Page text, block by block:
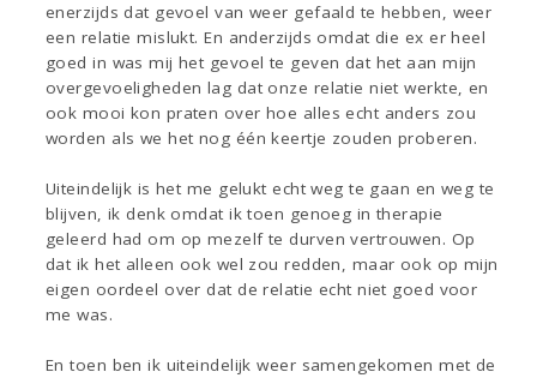
enerzijds dat gevoel van weer gefaald te hebben, weer
een relatie mislukt. En anderzijds omdat die ex er heel
goed in was mij het gevoel te geven dat het aan mijn
overgevoeligheden lag dat onze relatie niet werkte, en
ook mooi kon praten over hoe alles echt anders zou
worden als we het nog één keertje zouden proberen.
Uiteindelijk is het me gelukt echt weg te gaan en weg te
blijven, ik denk omdat ik toen genoeg in therapie
geleerd had om op mezelf te durven vertrouwen. Op
dat ik het alleen ook wel zou redden, maar ook op mijn
eigen oordeel over dat de relatie echt niet goed voor
me was.
En toen ben ik uiteindelijk weer samengekomen met de